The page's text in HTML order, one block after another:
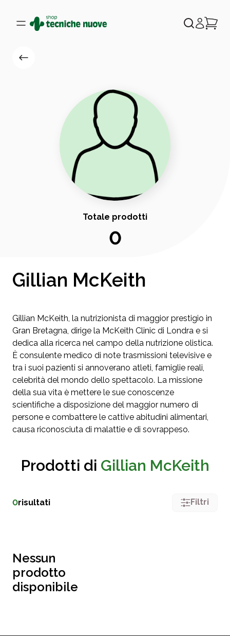
Totale prodotti
0
Gillian McKeith
Gillian McKeith, la nutrizionista di maggior prestigio in
Gran Bretagna, dirige la McKeith Clinic di Londra e si
dedica alla ricerca nel campo della nutrizione olistica.
È consulente medico di note trasmissioni televisive e
tra i suoi pazienti si annoverano atleti, famiglie reali,
celebrità del mondo dello spettacolo. La missione
della sua vita è mettere le sue conoscenze
scientifiche a disposizione del maggior numero di
persone e combattere le cattive abitudini alimentari,
causa riconosciuta di malattie e di sovrappeso.
Prodotti di Gillian McKeith
0risultati Filtri
Nessun
prodotto
disponibile